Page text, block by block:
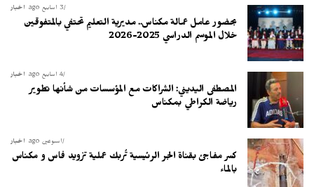
أخبار 3 أسابيع ago
بحضور عامل عمالة مكناس.. مديرية التعليم تحتفي بالمتفوقين
خلال الموسم الدراسي 2025-2026
أخبار 4 أسابيع ago
المصطفى اليديني: الشراكات مع المؤسسات من شأنها تطوير
رياضة الكراطي بمكناس
أخبار أسبوعين ago
كسر مفاجئ بقناة الجر الرئيسية تُربك عملية تزويد فاس و مكناس
بالماء